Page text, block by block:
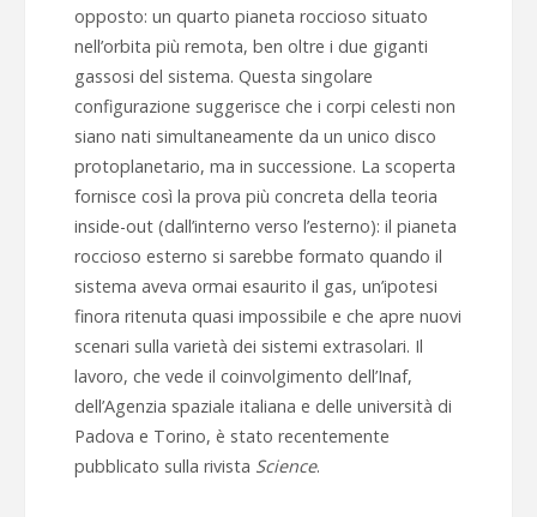
opposto: un quarto pianeta roccioso situato
nell’orbita più remota, ben oltre i due giganti
gassosi del sistema. Questa singolare
configurazione suggerisce che i corpi celesti non
siano nati simultaneamente da un unico disco
protoplanetario, ma in successione. La scoperta
fornisce così la prova più concreta della teoria
inside-out (dall’interno verso l’esterno): il pianeta
roccioso esterno si sarebbe formato quando il
sistema aveva ormai esaurito il gas, un’ipotesi
finora ritenuta quasi impossibile e che apre nuovi
scenari sulla varietà dei sistemi extrasolari. Il
lavoro, che vede il coinvolgimento dell’Inaf,
dell’Agenzia spaziale italiana e delle università di
Padova e Torino, è stato recentemente
pubblicato sulla rivista Science.